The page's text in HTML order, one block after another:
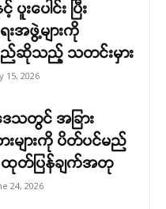
းပေါင်း ပြီး
အဖွဲ့များကို
ဆိုသည့် သတင်းမှား
15, 2026
သတွင် အခြား
းများကို ပိတ်ပင်မည်
ပြန်ချက်အတု
24, 2026